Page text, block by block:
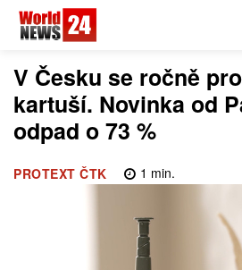
V Česku se ročně
kartuší. Novinka od
odpad o 73 %
PROTEXT ČTK 1 min.